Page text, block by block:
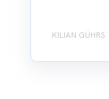
KILIAN GÜHRS